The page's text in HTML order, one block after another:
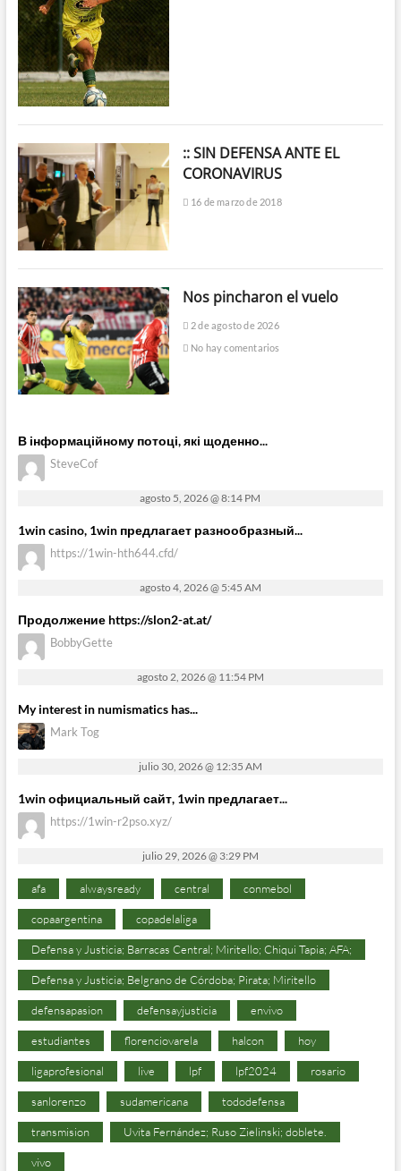
:: SIN DEFENSA ANTE EL
CORONAVIRUS
16 de marzo de 2018
Nos pincharon el vuelo
2 de agosto de 2026
No hay comentarios
В інформаційному потоці, які щоденно...
SteveCof
agosto 5, 2026 @ 8:14 PM
1win casino, 1win предлагает разнообразный...
https://1win-hth644.cfd/
agosto 4, 2026 @ 5:45 AM
Продолжение https://slon2-at.at/
BobbyGette
agosto 2, 2026 @ 11:54 PM
My interest in numismatics has...
Mark Tog
julio 30, 2026 @ 12:35 AM
1win официальный сайт, 1win предлагает...
https://1win-r2pso.xyz/
julio 29, 2026 @ 3:29 PM
afa alwaysready central conmebol
copaargentina copadelaliga
Defensa y Justicia; Barracas Central; Miritello; Chiqui Tapia; AFA;
Defensa y Justicia; Belgrano de Córdoba; Pirata; Miritello
defensapasion defensayjusticia envivo
estudiantes florenciovarela halcon hoy
ligaprofesional live lpf lpf2024 rosario
sanlorenzo sudamericana tododefensa
transmision Uvita Fernández; Ruso Zielinski; doblete.
vivo